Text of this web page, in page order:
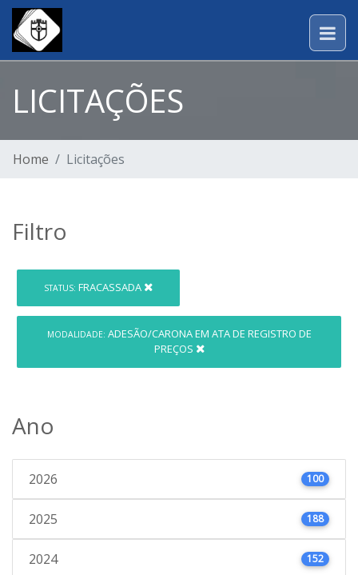
LICITAÇÕES
Home Licitações
Filtro
STATUS: FRACASSADA
MODALIDADE: ADESÃO/CARONA EM ATA DE REGISTRO DE
PREÇOS
Ano
2026 100
2025 188
2024 152